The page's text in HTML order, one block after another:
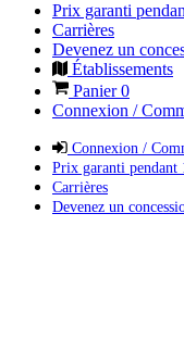
Prix garanti
Carrières
Devenez un
Établissements
Panier0
Connexion /
Connexion /
Prix garanti pendant
Carrières
Devenez un